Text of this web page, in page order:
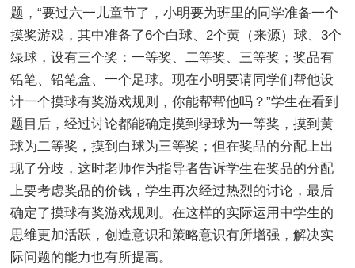
题，“要过六一儿童节了，小明要为班里的同学准备一个
摸奖游戏，其中准备了6个白球、2个黄（来源）球、3个
绿球，设有三个奖：一等奖、二等奖、三等奖；奖品有
铅笔、铅笔盒、一个足球。现在小明要请同学们帮他设
计一个摸球有奖游戏规则，你能帮帮他吗？”学生在看到
题目后，经过讨论都能确定摸到绿球为一等奖，摸到黄
球为二等奖，摸到白球为三等奖；但在奖品的分配上出
现了分歧，这时老师作为指导者告诉学生在奖品的分配
上要考虑奖品的价钱，学生再次经过热烈的讨论，最后
确定了摸球有奖游戏规则。在这样的实际运用中学生的
思维更加活跃，创造意识和策略意识有所增强，解决实
际问题的能力也有所提高。